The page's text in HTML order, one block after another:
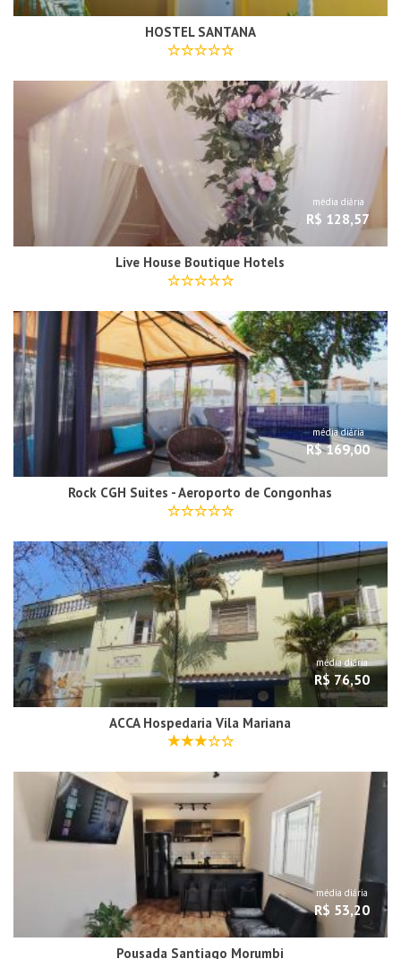
HOSTEL SANTANA
média diária
R$ 128,57
Live House Boutique Hotels
média diária
R$ 169,00
Rock CGH Suites - Aeroporto de Congonhas
média diária
R$ 76,50
ACCA Hospedaria Vila Mariana
média diária
R$ 53,20
Pousada Santiago Morumbi